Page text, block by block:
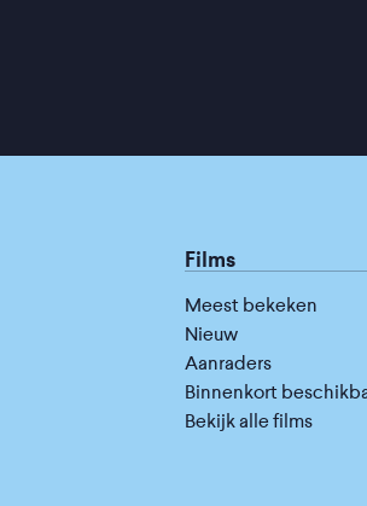
Films
Meest bekeken
Nieuw
Aanraders
Binnenkort
Bekijk alle films